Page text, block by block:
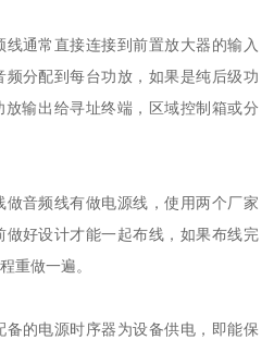
通常直接连接到前置放大器的输入
分配到每台功放，如果是纯后级功
输出给寻址终端，区域控制箱或分
音频线有做电源线，使用两个厂家
好设计才能一起布线，如果布线完
重做一遍。
的电源时序器为设备供电，即能保